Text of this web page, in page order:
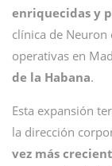
enriquecidas y
clínica de Neuron
operativas en
de la Habana.
Esta expansión
la dirección
vez más